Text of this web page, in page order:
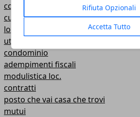
Rifiuta Opzionali
Accetta Tutto
consulenza immobiliare
curiosità e consigli
locazione
utenze
condominio
adempimenti fiscali
modulistica loc.
contratti
posto che vai casa che trovi
mutui